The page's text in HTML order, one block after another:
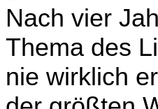
Nach vier
Thema des
nie wirklich